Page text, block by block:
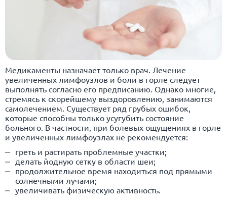
Медикаменты назначает только врач. Лечение
увеличенных лимфоузлов и боли в горле следует
выполнять согласно его предписанию. Однако многие,
стремясь к скорейшему выздоровлению, занимаются
самолечением. Существует ряд грубых ошибок,
которые способны только усугубить состояние
больного. В частности, при болевых ощущениях в горле
и увеличенных лимфоузлах не рекомендуется:
греть и растирать проблемные участки;
делать йодную сетку в области шеи;
продолжительное время находиться под прямыми
солнечными лучами;
увеличивать физическую активность.